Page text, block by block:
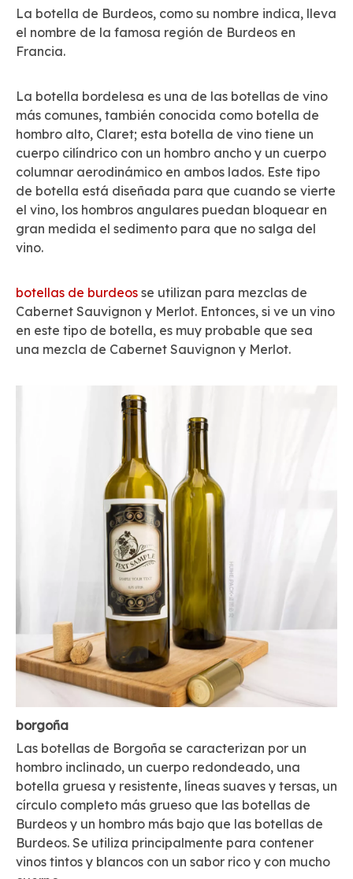
La botella de Burdeos, como su nombre indica, lleva
el nombre de la famosa región de Burdeos en
Francia.
La botella bordelesa es una de las botellas de vino
más comunes, también conocida como botella de
hombro alto, Claret; esta botella de vino tiene un
cuerpo cilíndrico con un hombro ancho y un cuerpo
columnar aerodinámico en ambos lados. Este tipo
de botella está diseñada para que cuando se vierte
el vino, los hombros angulares puedan bloquear en
gran medida el sedimento para que no salga del
vino.
botellas de burdeos se utilizan para mezclas de
Cabernet Sauvignon y Merlot. Entonces, si ve un vino
en este tipo de botella, es muy probable que sea
una mezcla de Cabernet Sauvignon y Merlot.
borgoña
Las botellas de Borgoña se caracterizan por un
hombro inclinado, un cuerpo redondeado, una
botella gruesa y resistente, líneas suaves y tersas, un
círculo completo más grueso que las botellas de
Burdeos y un hombro más bajo que las botellas de
Burdeos. Se utiliza principalmente para contener
vinos tintos y blancos con un sabor rico y con mucho